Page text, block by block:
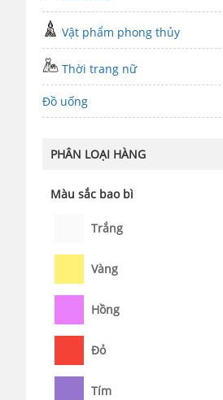
Vật phẩm phong thủy
Thời trang nữ
Đồ uống
PHÂN LOẠI HÀNG
Màu sắc bao bì
Trắng
Vàng
Hồng
Đỏ
Tím